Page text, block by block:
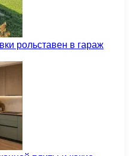
рольставен в гараж